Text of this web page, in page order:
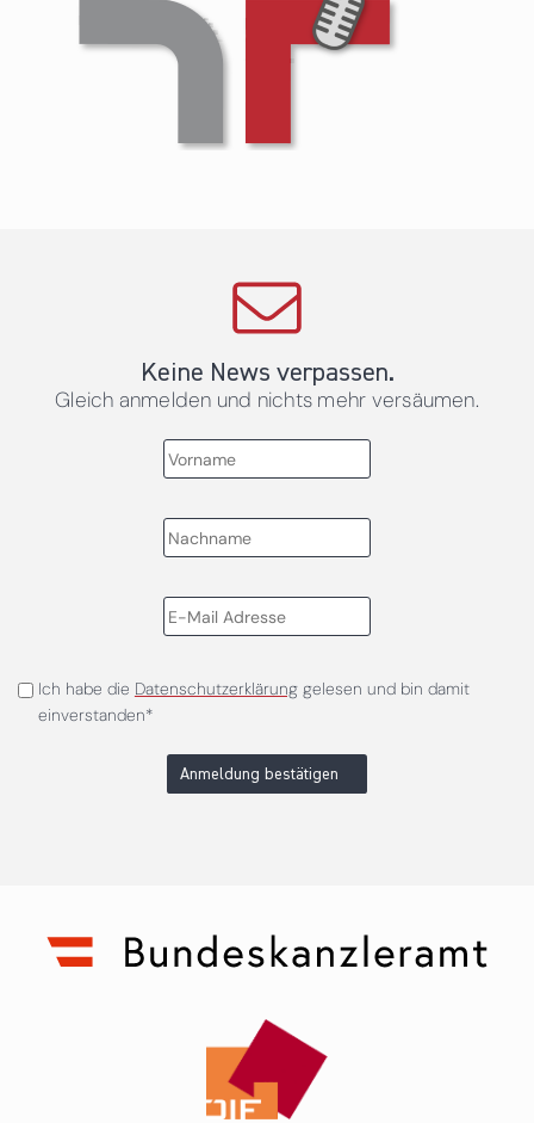
Keine News verpassen.
Gleich anmelden und nichts mehr versäumen.
Ich habe die Datenschutzerklärunggelesen und bin damit
einverstanden*
Anmeldung bestätigen